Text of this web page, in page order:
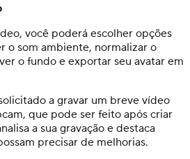
você poderá escolher opções
o som ambiente, normalizar o
o fundo e exportar seu avatar em
a gravar um breve vídeo
que pode ser feito após criar
a sua gravação e destaca
precisar de melhorias.